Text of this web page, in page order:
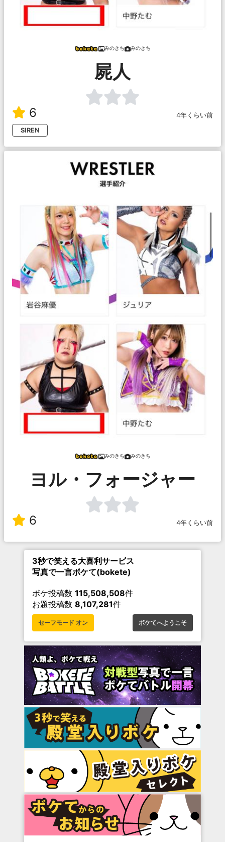
みのきち みのきち
屍人
6
4年くらい前
SIREN
みのきち みのきち
ヨル・フォージャー
6 4年くらい前
3秒で笑える大喜利サービス
写真で一言ボケて(bokete)
ボケ投稿数 115,508,508件
お題投稿数 8,107,281件
セーフモード オン ボケてへようこそ